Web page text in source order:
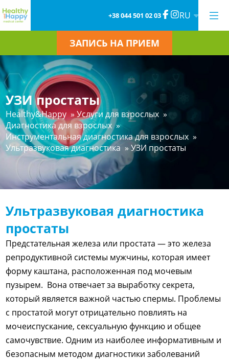
+38 044 501 02 03 RU
ЗАПИСЬ НА ПРИЕМ
УЗИ простаты
Healthy&Happy »Услуги для взрослых »
Диагностика для взрослых »
Инструментальная диагностика для взрослых »
Ультразвуковая диагностика »УЗИ простаты
Ультразвуковая диагностика
простаты
Предстательная железа или простата — это железа
репродуктивной системы мужчины, которая имеет
форму каштана, расположенная под мочевым
пузырем. Вона отвечает за выработку секрета,
который является важной частью спермы. Проблемы
с простатой могут отрицательно повлиять на
мочеиспускание, сексуальную функцию и общее
самочувствие. Одним из наиболее информативным и
безопасным методом диагностики заболеваний